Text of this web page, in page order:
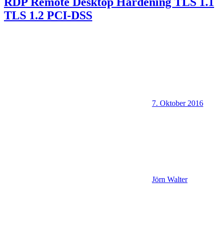
TLS 1.2 PCI-DSS
7. Oktober 2016
Jörn Walter